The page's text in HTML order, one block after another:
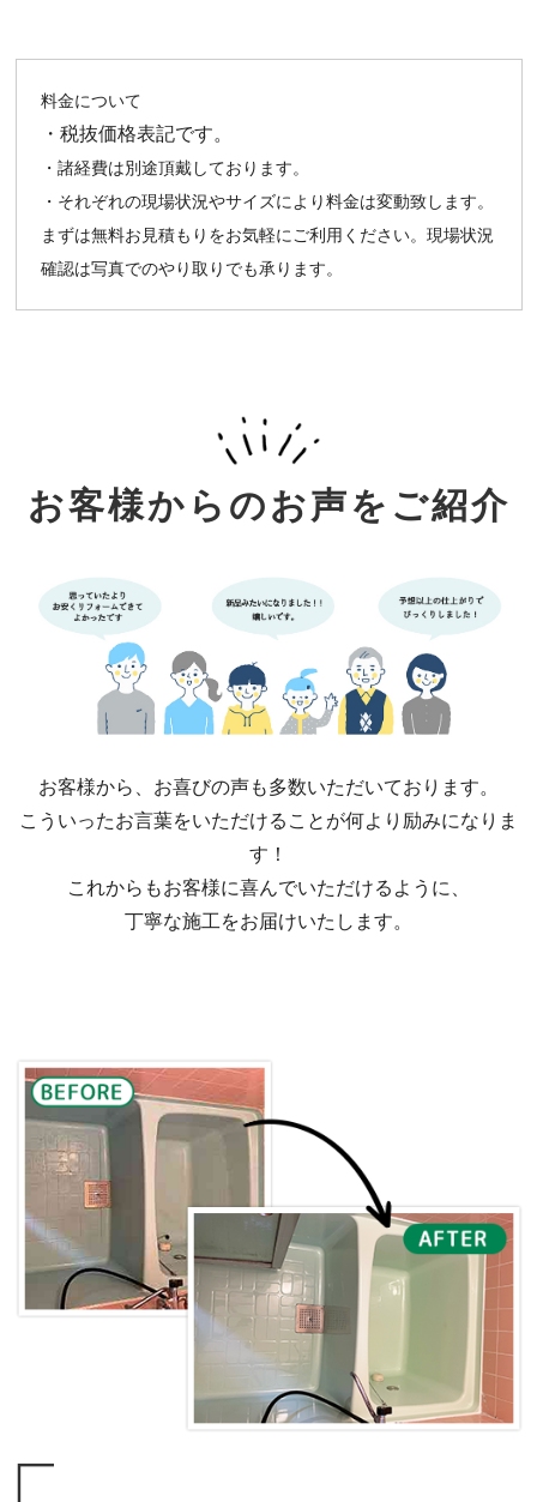
料⾦について
・税抜価格表記です。
・諸経費は別途頂戴しております。
・それぞれの現場状況やサイズにより料⾦は変動致します。
まずは無料お⾒積もりをお気軽にご利⽤ください。現場状況
確認は写真でのやり取りでも承ります。
お客様からのお声をご紹介
お客様から、お喜びの声も多数いただいております。
こういったお言葉をいただけることが何より励みになりま
す！
これからもお客様に喜んでいただけるように、
丁寧な施工をお届けいたします。